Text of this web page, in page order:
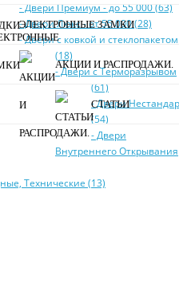
ЭЛЕКТРОННЫЕ ЗАМКИ
АКЦИИ И РАСПРОДАЖИ.
СТАТЬИ
- Двери Прeмиум - до 55 000 (63)
- Двери Люкс - от 55 000 (28)
- Двери с кoвкой и стеклопакетом
(18)
- Двери с Терморазрывом
(61)
- Двери
(54)
- Двери
Внутреннего Открывания
Технические (13)